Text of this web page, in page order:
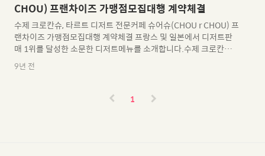
CHOU) 프랜차이즈 가맹점모집대행 계약체결
수제 크로칸슈, 타르트 디저트 전문커페 슈어슈(CHOU r CHOU) 프
랜차이즈 가맹점모집대행 계약체결 프랑스 및 일본에서 디저트판
매 1위를 달성한 소문한 디저트메뉴를 소개합니다.수제 크로칸슈,
타르트 디저트 전문점 슈어슈 슈어슈 브랜드 소개 좋은 재료로 만들
어 건강하고매장에서 갓 구워넷 따듯한 디저트가 있는곳신선함과
이 일본 여행 중아주 특별한 일본의 디저트를 맛보게 되었습니다.
9년 전
1